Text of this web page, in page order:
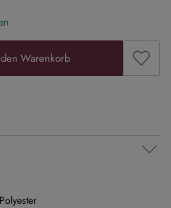
gewünschten Wert ein oder
Warenkorb Zum